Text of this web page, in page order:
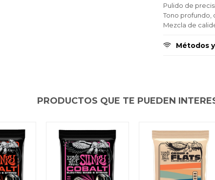
Pulido de
Tono profundo,
Mezcla de
Métodos
PRODUCTOS QUE TE PUEDEN